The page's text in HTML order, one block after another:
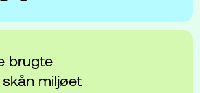
brugte
miljøet